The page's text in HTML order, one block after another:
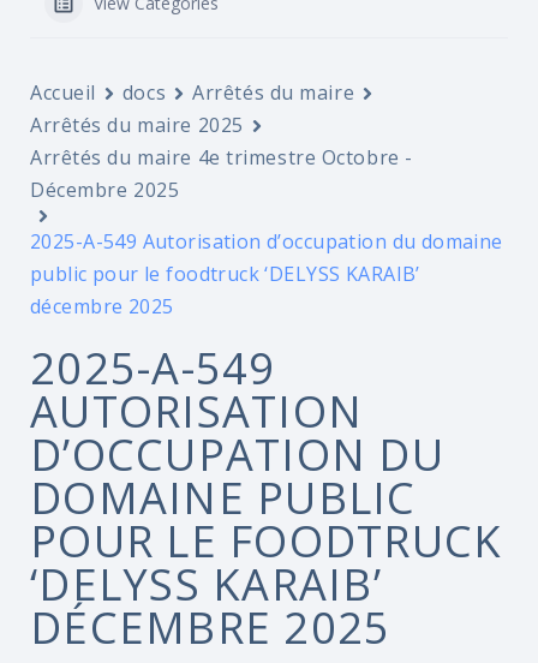
Accueil docs
Arrêtés du maire
Arrêtés du maire 2025
Arrêtés du maire 4e trimestre Octobre -
Décembre 2025
2025-A-549 Autorisation d’occupation du domaine
public pour le foodtruck ‘DELYSS KARAIB’
décembre 2025
2025-A-549
AUTORISATION
D’OCCUPATION DU
DOMAINE PUBLIC
POUR LE FOODTRUCK
‘DELYSS KARAIB’
DÉCEMBRE 2025